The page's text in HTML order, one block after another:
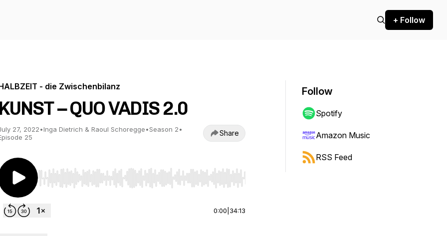
+ Follow
- die Zwischenbilanz
KUNST – QUO VADIS 2.0
27, 2022•Inga Dietrich & Raoul Schoregge•Season 2•
25
Share
Use Left/Right to seek, Home/End to jump to start or end. Hold shift to jump forward or backward.
0:00 34:13
Follow
Spotify
Amazon Music
RSS Feed